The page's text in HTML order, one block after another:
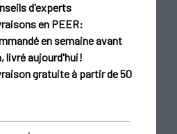
d'experts
en PEER:
en semaine avant
livré aujourd'hui!
gratuite à partir de 50